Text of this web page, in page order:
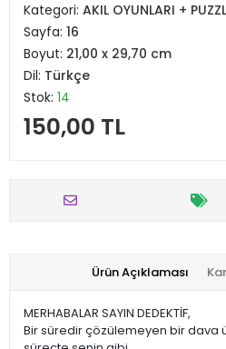
Kategori: AKIL OYUNLARI +
Sayfa: 16
Boyut: 21,00 x 29,70 cm
Dil: Türkçe
Stok: 14
150,00 TL
Ürün Açıklaması
MERHABALAR SAYIN DEDEKTİF,
Bir süredir çözülemeyen bir dava